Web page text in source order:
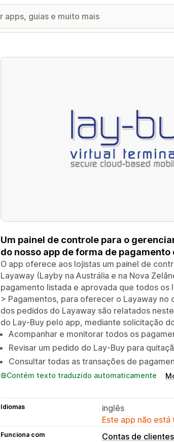
Galeria de imagens em destaque
Um painel de controle para o
do nosso app de forma de pagamento
O app oferece aos lojistas um painel de
Layaway (Layby na Austrália e na Nova
pagamento listada e aprovada que todos
> Pagamentos, para oferecer o Layaway
dos pedidos do Layaway são relatados
do Lay-Buy pelo app, mediante solicitação
Acompanhar e monitorar todos os
Revisar um pedido do Lay-Buy para
Consultar todas as transações de
Contém texto traduzido automaticamente
Idiomas
inglês
Este app não
Funciona com Contas de clientes